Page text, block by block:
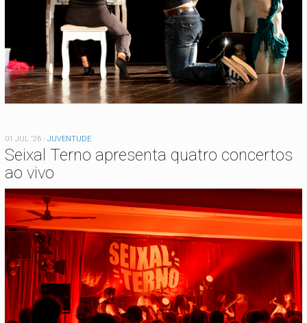
01 JUL '26 - JUVENTUDE
Seixal Terno apresenta quatro concertos
ao vivo